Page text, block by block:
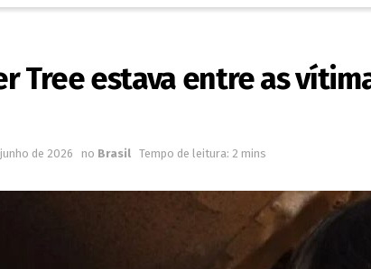
Tree estava entre as
de 2026 no Brasil Tempo de leitura: 2 mins